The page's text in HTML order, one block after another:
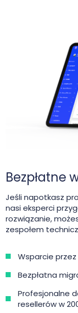
Bezpłatne
Jeśli napotkasz
nasi eksperci
rozwiązanie,
zespołem
Wsparcie
Bezpłatna
Profesjonalne
resellerów w